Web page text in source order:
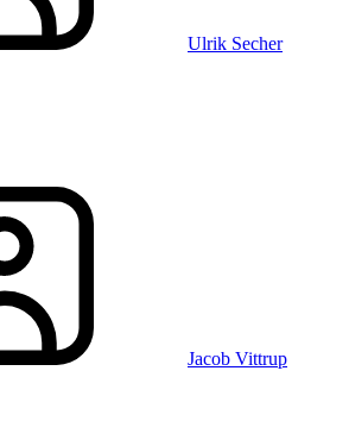
Ulrik Secher
Jacob Vittrup